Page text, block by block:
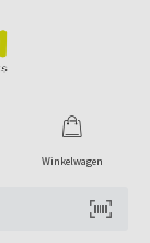
Winkelwagen